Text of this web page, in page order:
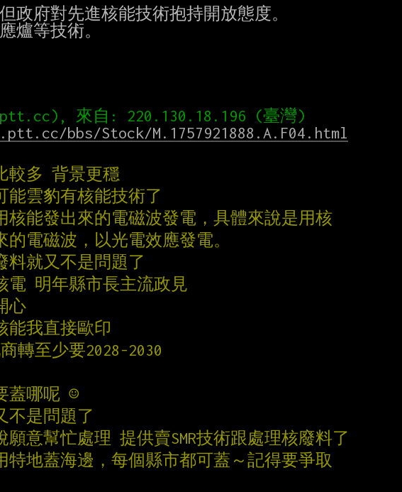
政府對先進核能技術抱持開放態度。
爐等技術。
bbs/Stock/M.1757921888.A.F04.html
較多 背景更穩
能雲豹有核能技術了
核能發出來的電磁波發電，具體來說是用核
電磁波，以光電效應發電。
料就又不是問題了
電 明年縣市長主流政見
心
能我直接歐印
轉至少要2028-2030
蓋哪呢 ☺
不是問題了
意幫忙處理 提供賣SMR技術跟處理核廢料了
特地蓋海邊，每個縣市都可蓋～記得要爭取